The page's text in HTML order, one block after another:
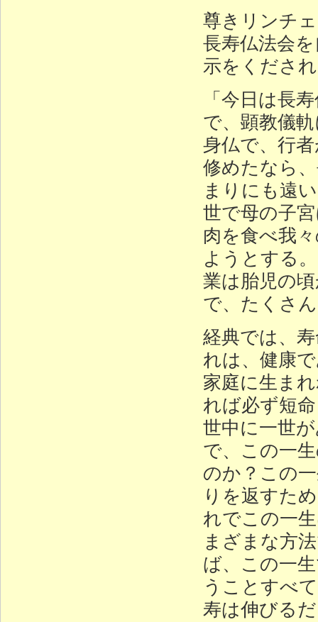
尊きリンチ
長寿仏法会
示をくださ
「今日は長
で、顕教儀
身仏で、行
修めたなら
まりにも遠
世で母の子
肉を食べ我
ようとする
業は胎児の
で、たくさ
経典では、
れは、健康
家庭に生ま
れば必ず短
世中に一世
で、この一
のか？この
りを返すた
れでこの一
まざまな方
ば、この一
うことすべ
寿は伸びる